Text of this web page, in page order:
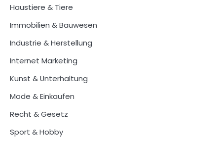
Haustiere & Tiere
Immobilien & Bauwesen
Industrie & Herstellung
Internet Marketing
Kunst & Unterhaltung
Mode & Einkaufen
Recht & Gesetz
Sport & Hobby